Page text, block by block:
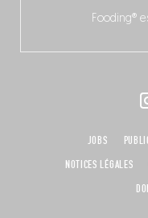
Fooding®
JOBS
NOTICES LÉGALES